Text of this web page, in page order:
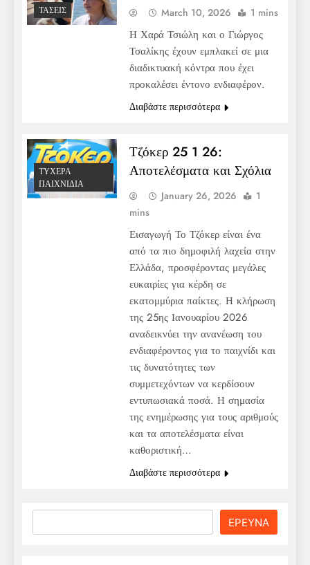
ΤΆΣΕΙΣ March 10, 2026 1 mins
Η Χαρά Τσιώλη και ο Γιώργος
Τσαλίκης έχουν εμπλακεί σε μια
διαδικτυακή κόντρα που έχει
προκαλέσει έντονο ενδιαφέρον.
Διαβάστε περισσότερα
ΤΥΧΕΡΆ
ΠΑΙΧΝΊΔΙΑ
Τζόκερ 25 1 26:
Αποτελέσματα και Σχόλια
January 26, 2026
1
mins
Εισαγωγή Το Τζόκερ είναι ένα
από τα πιο δημοφιλή λαχεία στην
Ελλάδα, προσφέροντας μεγάλες
ευκαιρίες για κέρδη σε
εκατομμύρια παίκτες. Η κλήρωση
της 25ης Ιανουαρίου 2026
αναδεικνύει την ανανέωση του
ενδιαφέροντος για το παιχνίδι και
τις δυνατότητες των
συμμετεχόντων να κερδίσουν
εντυπωσιακά ποσά. Η σημασία
της ενημέρωσης για τους αριθμούς
και τα αποτελέσματα είναι
καθοριστική…
Διαβάστε περισσότερα
ΕΡΕΥΝΑ